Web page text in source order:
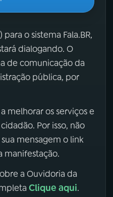
o sistema Fala.BR,
dialogando. O
de comunicação da
pública, por
melhorar os serviços e
Por isso, não
mensagem o link
manifestação.
a Ouvidoria da
Clique aqui.